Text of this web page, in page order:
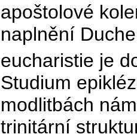
apoštolové
naplnění
eucharistie je
Studium
modlitbách
trinitární